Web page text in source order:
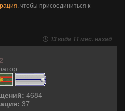
, чтобы присоединиться к
13 года 11 мес. назад
4684
37